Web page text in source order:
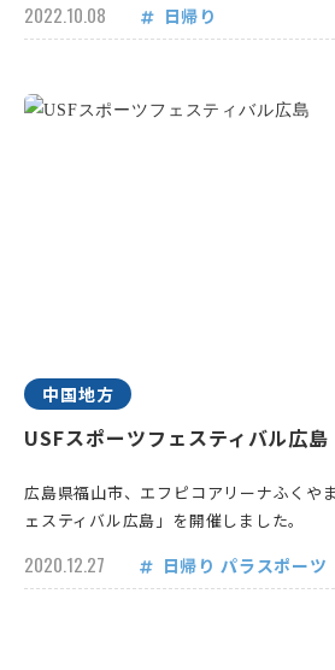
2022.10.08 日帰り
中国地方
USFスポーツフェスティバル広島
広島県福山市、エフピコアリーナふくや
ェスティバル広島」を開催しました。
2020.12.27 日帰り パラスポーツ